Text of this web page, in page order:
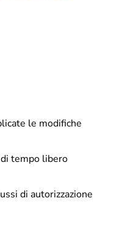
le modifiche
tempo libero
di autorizzazione